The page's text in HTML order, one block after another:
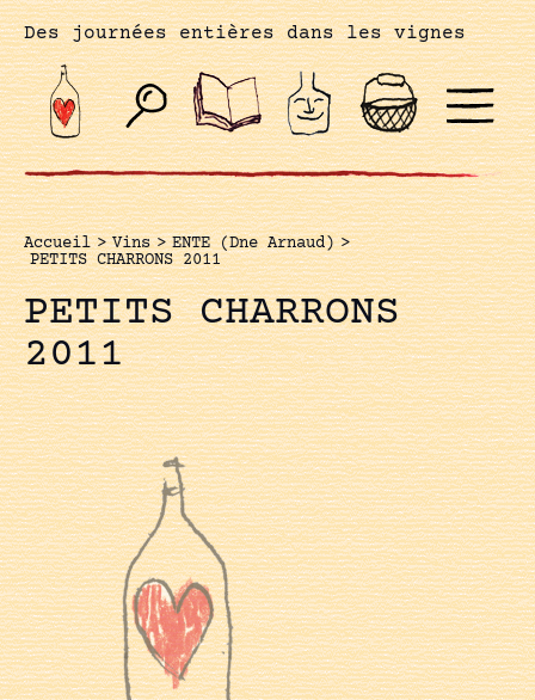
Des journées entières dans les vignes
Accueil > Vins > ENTE (Dne Arnaud) >
PETITS CHARRONS 2011
PETITS CHARRONS
2011